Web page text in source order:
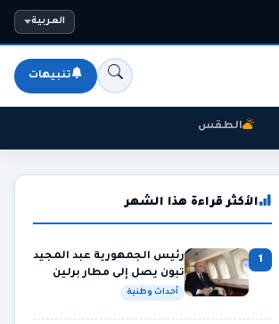
العربية
تنبيهات
الطقس
الأكثر قراءة هذا الشهر
1
رئيس الجمهورية عبد المجيد
تبون يصل إلى مطار برلين
أحداث وطنية